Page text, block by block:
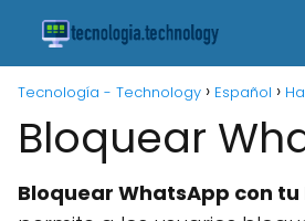
Tecnología - Technology Español
Bloquear
Bloquear WhatsApp con tu